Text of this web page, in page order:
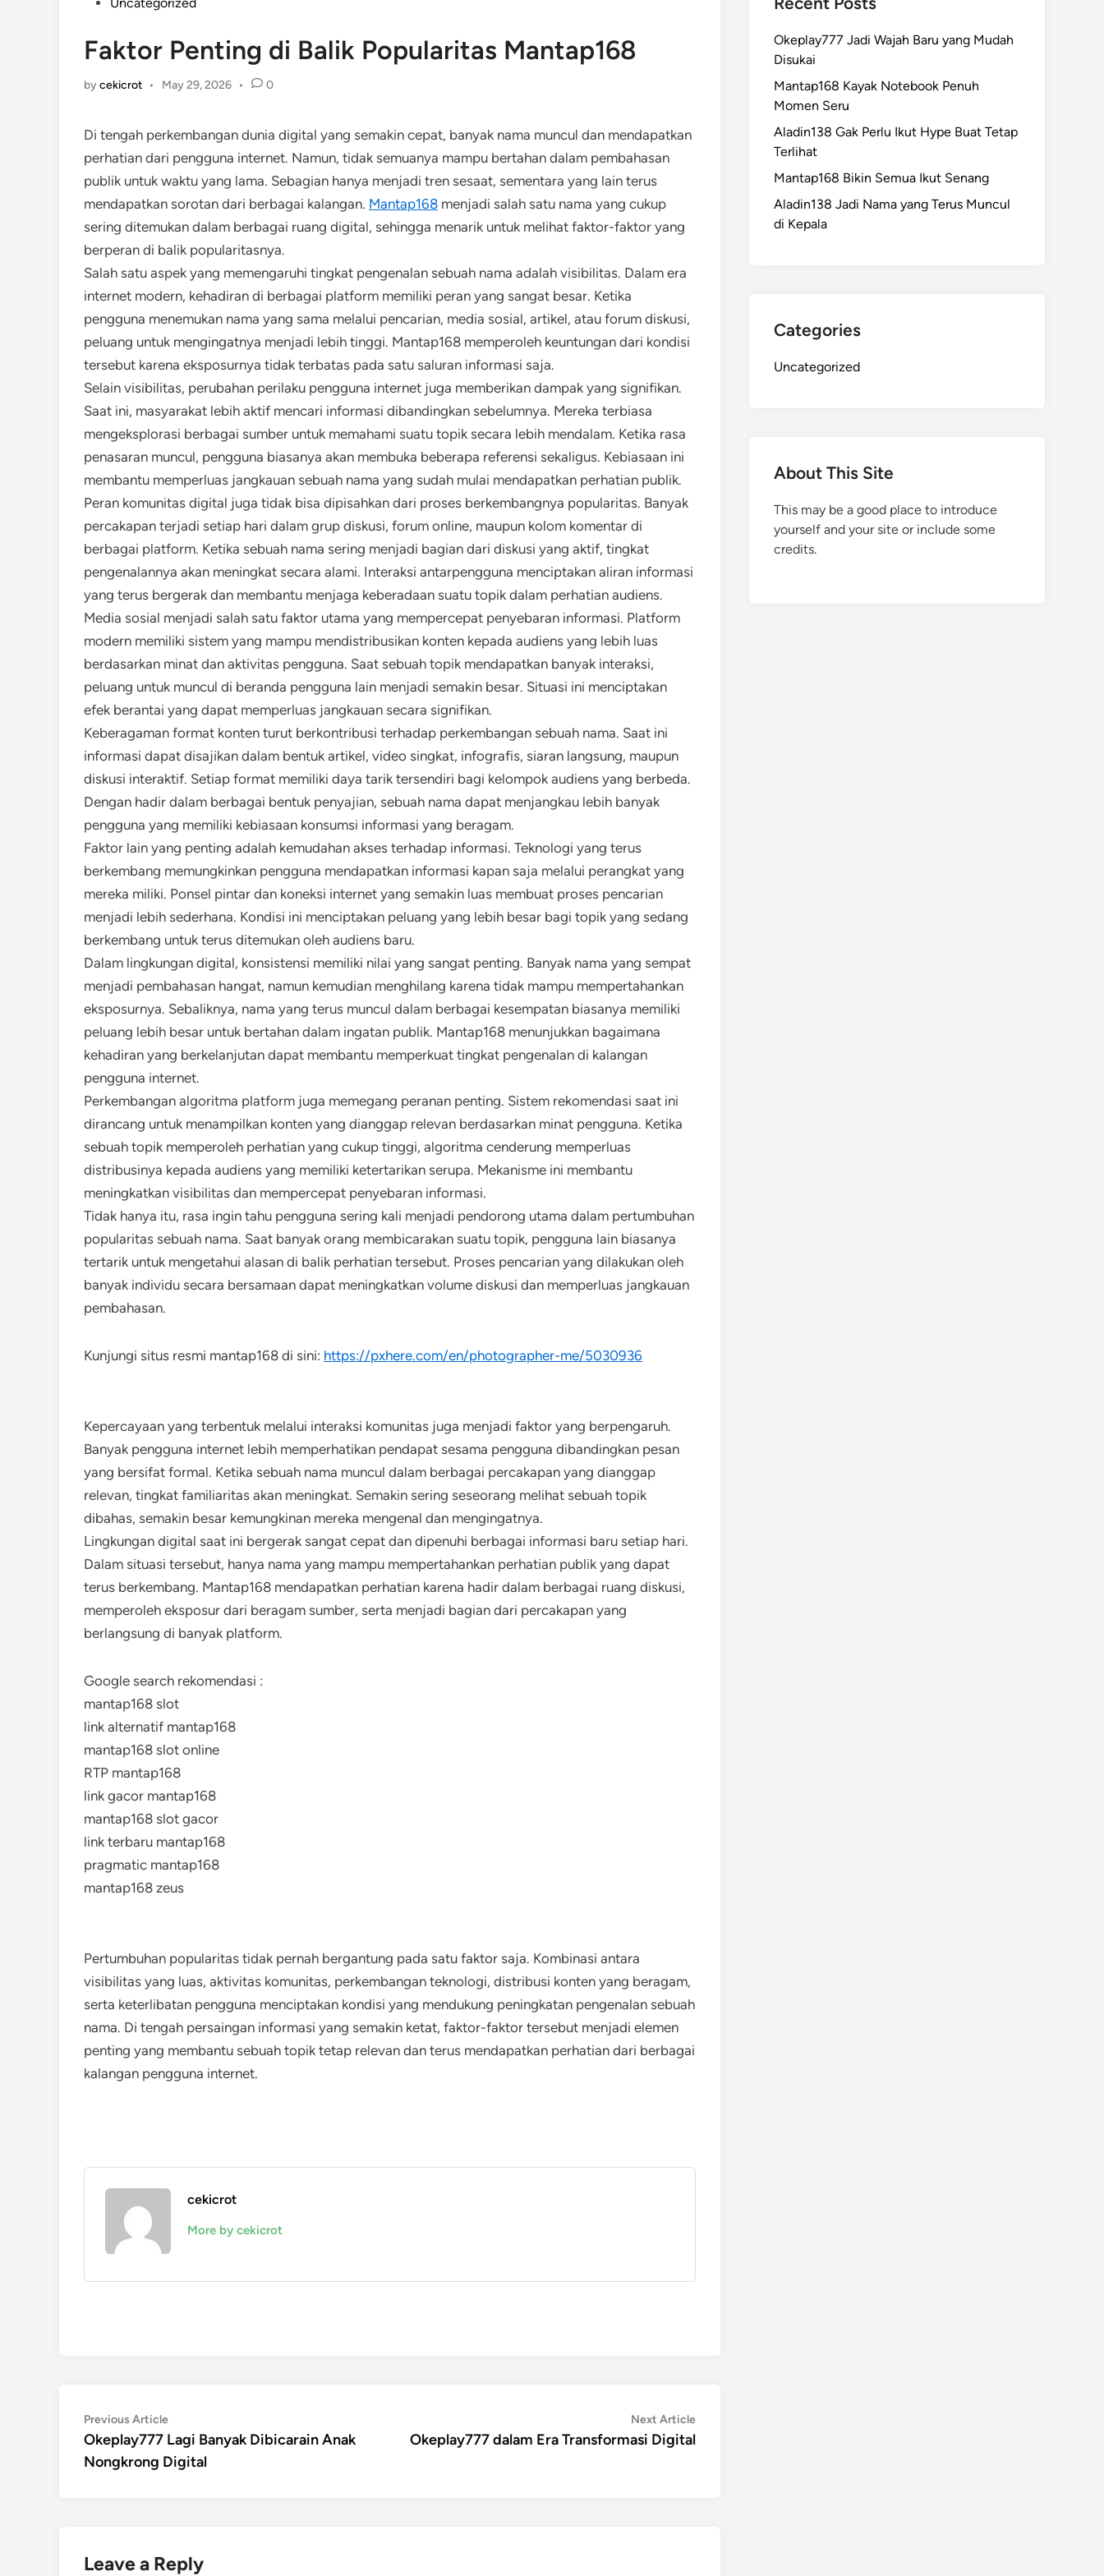
Faktor Penting di Balik Popularitas Mantap168
bycekicrot • May 29, 2026 • 0
Di tengah perkembangan dunia digital yang semakin cepat, banyak nama muncul dan mendapatkan
perhatian dari pengguna internet. Namun, tidak semuanya mampu bertahan dalam pembahasan
publik untuk waktu yang lama. Sebagian hanya menjadi tren sesaat, sementara yang lain terus
mendapatkan sorotan dari berbagai kalangan. Mantap168 menjadi salah satu nama yang cukup
sering ditemukan dalam berbagai ruang digital, sehingga menarik untuk melihat faktor-faktor yang
berperan di balik popularitasnya.
Salah satu aspek yang memengaruhi tingkat pengenalan sebuah nama adalah visibilitas. Dalam era
internet modern, kehadiran di berbagai platform memiliki peran yang sangat besar. Ketika
pengguna menemukan nama yang sama melalui pencarian, media sosial, artikel, atau forum diskusi,
peluang untuk mengingatnya menjadi lebih tinggi. Mantap168 memperoleh keuntungan dari kondisi
tersebut karena eksposurnya tidak terbatas pada satu saluran informasi saja.
Selain visibilitas, perubahan perilaku pengguna internet juga memberikan dampak yang signifikan.
Saat ini, masyarakat lebih aktif mencari informasi dibandingkan sebelumnya. Mereka terbiasa
mengeksplorasi berbagai sumber untuk memahami suatu topik secara lebih mendalam. Ketika rasa
penasaran muncul, pengguna biasanya akan membuka beberapa referensi sekaligus. Kebiasaan ini
membantu memperluas jangkauan sebuah nama yang sudah mulai mendapatkan perhatian publik.
Peran komunitas digital juga tidak bisa dipisahkan dari proses berkembangnya popularitas. Banyak
percakapan terjadi setiap hari dalam grup diskusi, forum online, maupun kolom komentar di
berbagai platform. Ketika sebuah nama sering menjadi bagian dari diskusi yang aktif, tingkat
pengenalannya akan meningkat secara alami. Interaksi antarpengguna menciptakan aliran informasi
yang terus bergerak dan membantu menjaga keberadaan suatu topik dalam perhatian audiens.
Media sosial menjadi salah satu faktor utama yang mempercepat penyebaran informasi. Platform
modern memiliki sistem yang mampu mendistribusikan konten kepada audiens yang lebih luas
berdasarkan minat dan aktivitas pengguna. Saat sebuah topik mendapatkan banyak interaksi,
peluang untuk muncul di beranda pengguna lain menjadi semakin besar. Situasi ini menciptakan
efek berantai yang dapat memperluas jangkauan secara signifikan.
Keberagaman format konten turut berkontribusi terhadap perkembangan sebuah nama. Saat ini
informasi dapat disajikan dalam bentuk artikel, video singkat, infografis, siaran langsung, maupun
diskusi interaktif. Setiap format memiliki daya tarik tersendiri bagi kelompok audiens yang berbeda.
Dengan hadir dalam berbagai bentuk penyajian, sebuah nama dapat menjangkau lebih banyak
pengguna yang memiliki kebiasaan konsumsi informasi yang beragam.
Faktor lain yang penting adalah kemudahan akses terhadap informasi. Teknologi yang terus
berkembang memungkinkan pengguna mendapatkan informasi kapan saja melalui perangkat yang
mereka miliki. Ponsel pintar dan koneksi internet yang semakin luas membuat proses pencarian
menjadi lebih sederhana. Kondisi ini menciptakan peluang yang lebih besar bagi topik yang sedang
berkembang untuk terus ditemukan oleh audiens baru.
Dalam lingkungan digital, konsistensi memiliki nilai yang sangat penting. Banyak nama yang sempat
menjadi pembahasan hangat, namun kemudian menghilang karena tidak mampu mempertahankan
eksposurnya. Sebaliknya, nama yang terus muncul dalam berbagai kesempatan biasanya memiliki
peluang lebih besar untuk bertahan dalam ingatan publik. Mantap168 menunjukkan bagaimana
kehadiran yang berkelanjutan dapat membantu memperkuat tingkat pengenalan di kalangan
pengguna internet.
Perkembangan algoritma platform juga memegang peranan penting. Sistem rekomendasi saat ini
dirancang untuk menampilkan konten yang dianggap relevan berdasarkan minat pengguna. Ketika
sebuah topik memperoleh perhatian yang cukup tinggi, algoritma cenderung memperluas
distribusinya kepada audiens yang memiliki ketertarikan serupa. Mekanisme ini membantu
meningkatkan visibilitas dan mempercepat penyebaran informasi.
Tidak hanya itu, rasa ingin tahu pengguna sering kali menjadi pendorong utama dalam pertumbuhan
popularitas sebuah nama. Saat banyak orang membicarakan suatu topik, pengguna lain biasanya
tertarik untuk mengetahui alasan di balik perhatian tersebut. Proses pencarian yang dilakukan oleh
banyak individu secara bersamaan dapat meningkatkan volume diskusi dan memperluas jangkauan
pembahasan.
Kunjungi situs resmi mantap168 di sini: https://pxhere.com/en/photographer-me/5030936
Kepercayaan yang terbentuk melalui interaksi komunitas juga menjadi faktor yang berpengaruh.
Banyak pengguna internet lebih memperhatikan pendapat sesama pengguna dibandingkan pesan
yang bersifat formal. Ketika sebuah nama muncul dalam berbagai percakapan yang dianggap
relevan, tingkat familiaritas akan meningkat. Semakin sering seseorang melihat sebuah topik
dibahas, semakin besar kemungkinan mereka mengenal dan mengingatnya.
Lingkungan digital saat ini bergerak sangat cepat dan dipenuhi berbagai informasi baru setiap hari.
Dalam situasi tersebut, hanya nama yang mampu mempertahankan perhatian publik yang dapat
terus berkembang. Mantap168 mendapatkan perhatian karena hadir dalam berbagai ruang diskusi,
memperoleh eksposur dari beragam sumber, serta menjadi bagian dari percakapan yang
berlangsung di banyak platform.
Google search rekomendasi :
mantap168 slot
link alternatif mantap168
mantap168 slot online
RTP mantap168
link gacor mantap168
mantap168 slot gacor
link terbaru mantap168
pragmatic mantap168
mantap168 zeus
Pertumbuhan popularitas tidak pernah bergantung pada satu faktor saja. Kombinasi antara
visibilitas yang luas, aktivitas komunitas, perkembangan teknologi, distribusi konten yang beragam,
serta keterlibatan pengguna menciptakan kondisi yang mendukung peningkatan pengenalan sebuah
nama. Di tengah persaingan informasi yang semakin ketat, faktor-faktor tersebut menjadi elemen
penting yang membantu sebuah topik tetap relevan dan terus mendapatkan perhatian dari berbagai
kalangan pengguna internet.
cekicrot
More by cekicrot
Post
navigation
Previous ArticlePrevious
article:
Okeplay777 Lagi Banyak Dibicarain Anak
Nongkrong Digital
Next ArticleNext
article:
Okeplay777 dalam Era Transformasi Digital
Leave a Reply
Okeplay777 Jadi Wajah Baru yang Mudah
Disukai
Mantap168 Kayak Notebook Penuh
Momen Seru
Aladin138 Gak Perlu Ikut Hype Buat Tetap
Terlihat
Mantap168 Bikin Semua Ikut Senang
Aladin138 Jadi Nama yang Terus Muncul
di Kepala
Categories
Uncategorized
About This Site
This may be a good place to introduce
yourself and your site or include some
credits.